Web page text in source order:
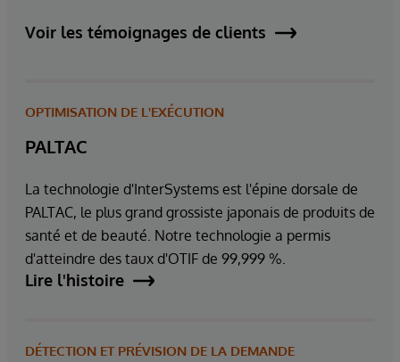
Voir les témoignages de clients
OPTIMISATION DE L'EXÉCUTION
PALTAC
La technologie d'InterSystems est l'épine dorsale de
PALTAC, le plus grand grossiste japonais de produits de
santé et de beauté. Notre technologie a permis
d'atteindre des taux d'OTIF de 99,999 %.
Lire l'histoire
DÉTECTION ET PRÉVISION DE LA DEMANDE